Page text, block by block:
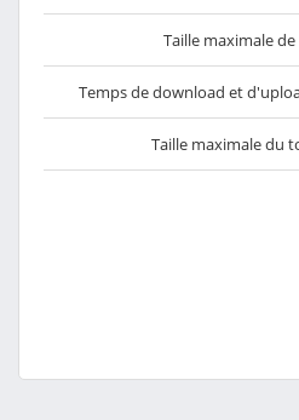
Taille maximale
Temps de download et
Taille maximale du